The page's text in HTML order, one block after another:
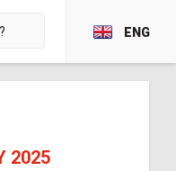
ENG
2025